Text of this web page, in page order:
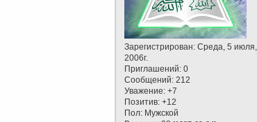
Зарегистрирован: Среда, 5 июля,
2006г.
Приглашений: 0
Сообщений: 212
Уважение: +7
Позитив: +12
Пол: Мужской